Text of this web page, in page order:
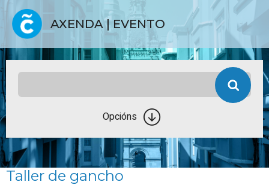
AXENDA | EVENTO
Opcións
Taller de gancho